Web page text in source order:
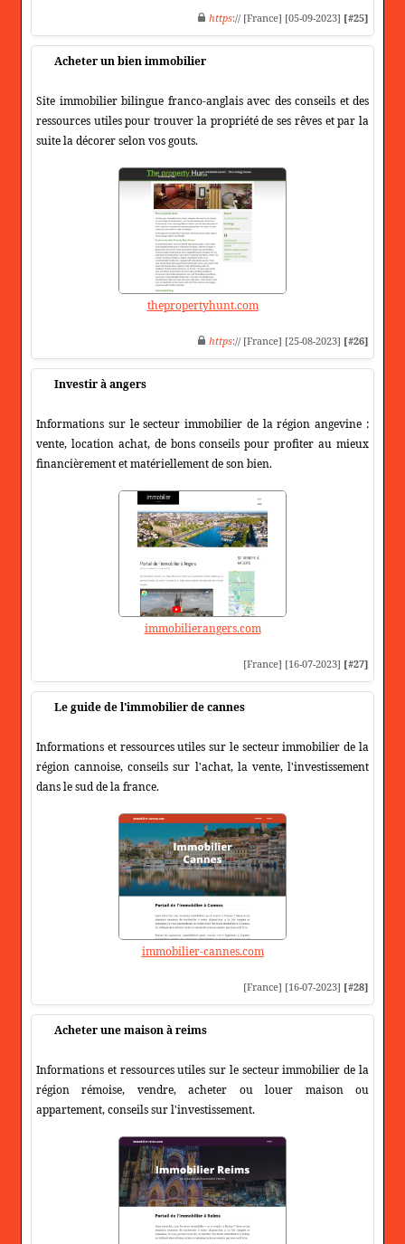
https:// [France] [05-09-2023] [#25]
Acheter un bien immobilier
Site immobilier bilingue franco-anglais avec des conseils et des
ressources utiles pour trouver la propriété de ses rêves et par la
suite la décorer selon vos gouts.
thepropertyhunt.com
https:// [France] [25-08-2023] [#26]
Investir à angers
Informations sur le secteur immobilier de la région angevine :
vente, location achat, de bons conseils pour profiter au mieux
financièrement et matériellement de son bien.
immobilierangers.com
[France] [16-07-2023] [#27]
Le guide de l'immobilier de cannes
Informations et ressources utiles sur le secteur immobilier de la
région cannoise, conseils sur l'achat, la vente, l'investissement
dans le sud de la france.
immobilier-cannes.com
[France] [16-07-2023] [#28]
Acheter une maison à reims
Informations et ressources utiles sur le secteur immobilier de la
région rémoise, vendre, acheter ou louer maison ou
appartement, conseils sur l'investissement.